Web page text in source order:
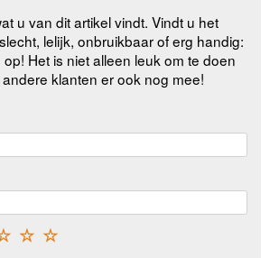
u van dit artikel vindt. Vindt u het
lelijk, onbruikbaar of erg handig:
Het is niet alleen leuk om te doen
klanten er ook nog mee!
☆
☆